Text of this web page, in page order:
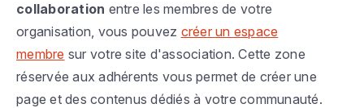
collaboration entre les membres de votre
organisation, vous pouvez créer un espace
membre sur votre site d'association. Cette zone
réservée aux adhérents vous permet de créer une
page et des contenus dédiés à votre communauté.